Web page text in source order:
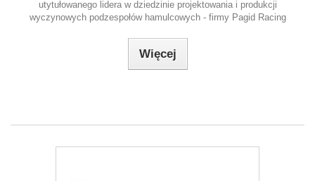
utytułowanego lidera w dziedzinie projektowania i produkcji
wyczynowych podzespołów hamulcowych - firmy Pagid Racing
Więcej